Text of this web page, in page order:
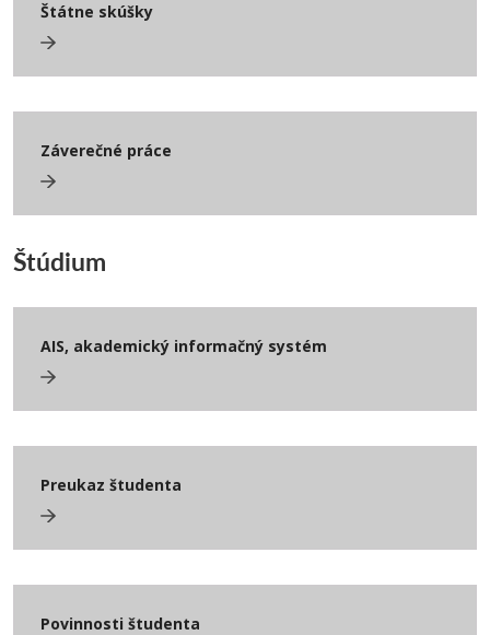
Štátne skúšky
Záverečné práce
Štúdium
AIS, akademický informačný systém
Preukaz študenta
Povinnosti študenta